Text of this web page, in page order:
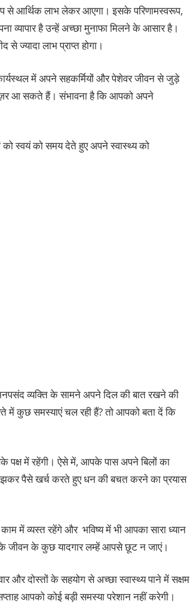
से आर्थिक लाभ लेकर आएगा। इसके परिणामस्वरूप,
व्यापार है उन्हें अच्छा मुनाफा मिलने के आसार है।
ज्यादा लाभ प्राप्त होगा।
में अपने सहकर्मियों और पेशेवर जीवन से जुड़े
आ सकते हैं। संभावना है कि आपको अपने
स्वयं को समय देते हुए अपने स्वास्थ्य को
व्यक्ति के सामने अपने दिल की बात रखने की
में कुछ समस्याएं चल रही हैं? तो आपको बता दें कि
पक्ष में रहेंगी। ऐसे में, आपके पास अपने बिलों का
पैसे खर्च करते हुए धन की बचत करने का प्रयास
में व्यस्त रहेंगे और भविष्य में भी आपका सारा ध्यान
जीवन के कुछ यादगार लम्हें आपसे छूट न जाएं।
और दोस्तों के सहयोग से अच्छा स्वास्थ्य पाने में सक्षम
आपको कोई बड़ी समस्या परेशान नहीं करेगी।